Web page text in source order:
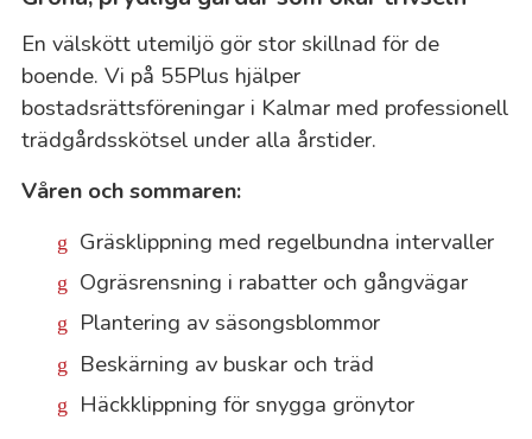
En välskött utemiljö gör stor skillnad för de
boende. Vi på 55Plus hjälper
bostadsrättsföreningar i Kalmar med professionell
trädgårdsskötsel under alla årstider.
Våren och sommaren:
Gräsklippning med regelbundna intervaller
Ogräsrensning i rabatter och gångvägar
Plantering av säsongsblommor
Beskärning av buskar och träd
Häckklippning för snygga grönytor